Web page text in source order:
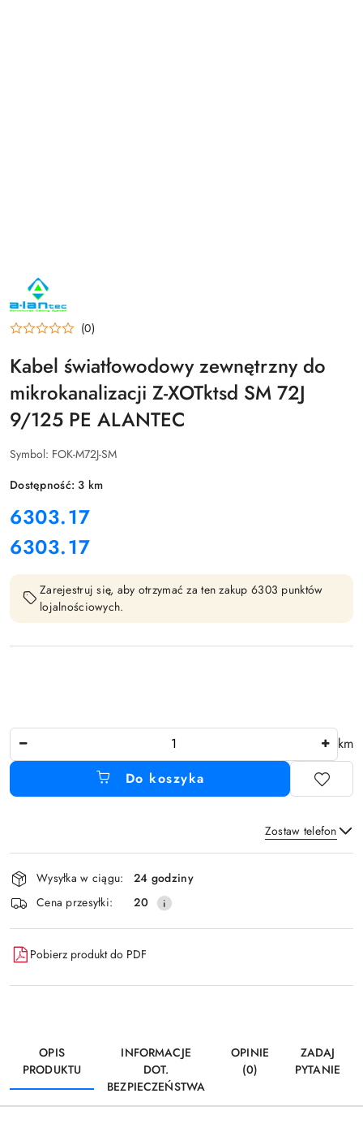
NAZWA
PRODUCENTA:
ALANTEC
(0)
Kabel światłowodowy zewnętrzny do
mikrokanalizacji Z-XOTktsd SM 72J
9/125 PE ALANTEC
Symbol: FOK-M72J-SM
Dostępność:3 km
cena:
6303.17
Cena:
6303.17
Zarejestruj się, aby otrzymać za ten zakup 6303 punktów
lojalnościowych.
km
Do koszyka
Zostaw telefon
Wyślij
Dostępność
i
dostawa
Wysyłka w ciągu:
24 godziny
Cena przesyłki:
20
Pobierz produkt do PDF
OPIS
PRODUKTU
INFORMACJE
DOT.
BEZPIECZEŃSTWA
OPINIE
(0)
ZADAJ
PYTANIE